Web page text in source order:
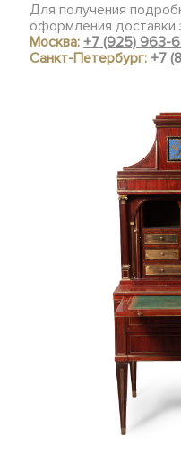
Для получения
оформления доставки
Москва:+7 (925) 963-
Санкт-Петербург:+7